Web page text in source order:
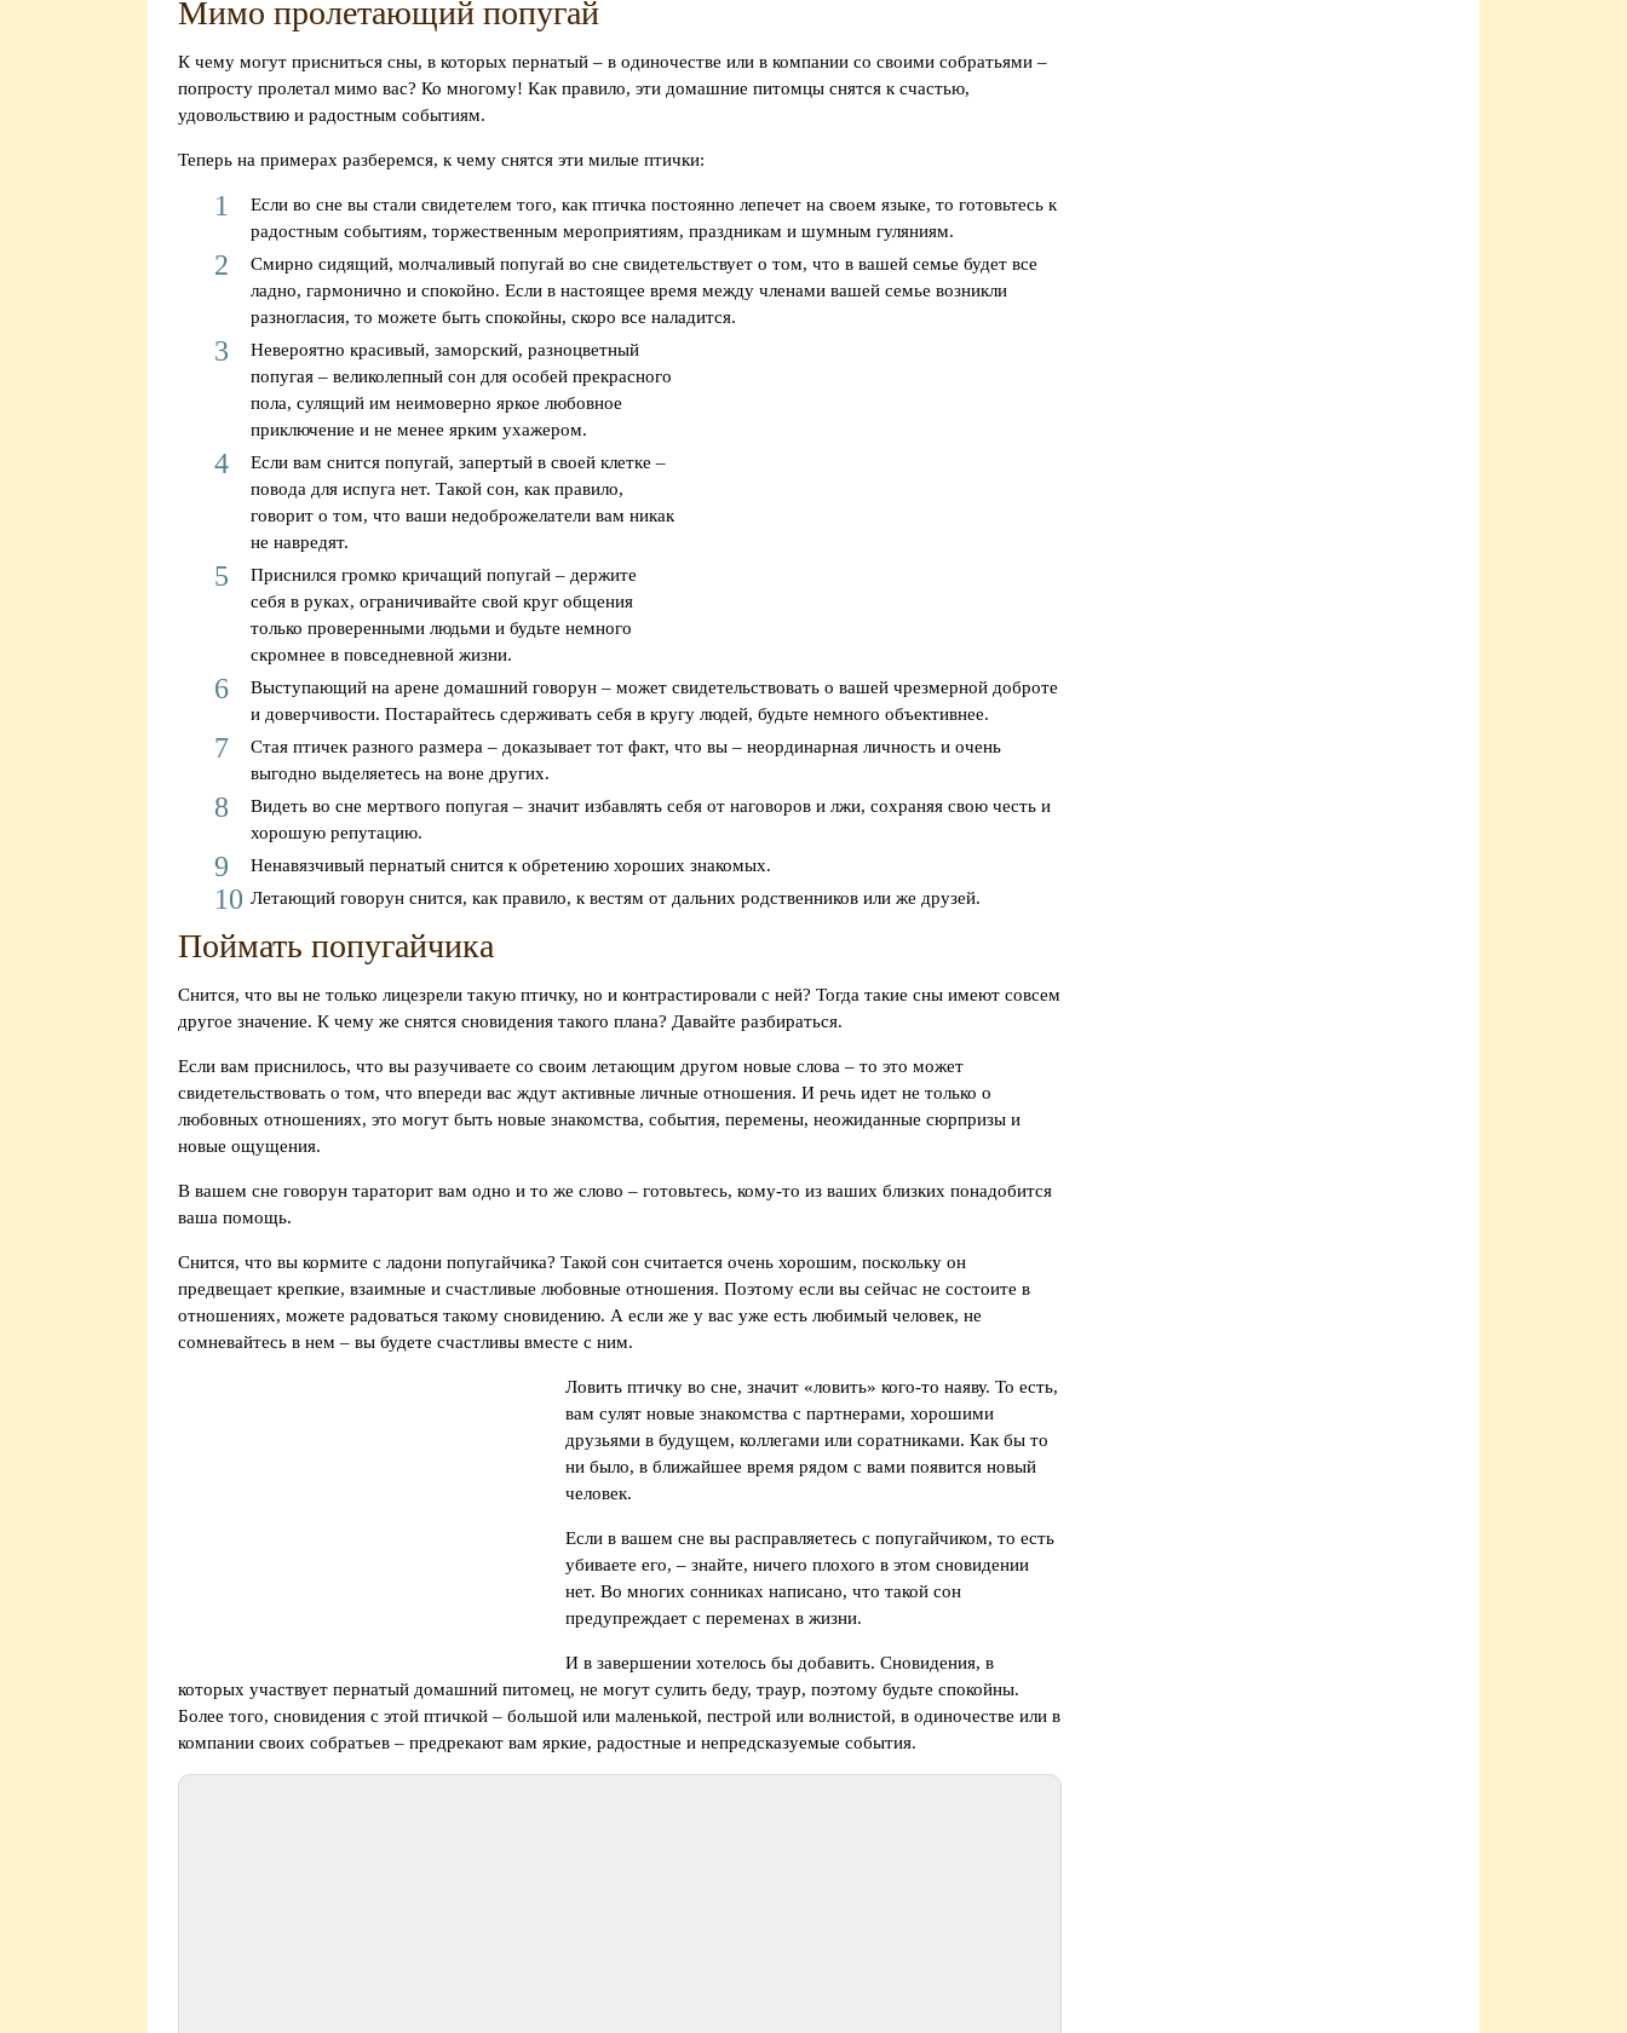
Мимо пролетающий попугай
К чему могут присниться сны, в которых пернатый – в одиночестве или в компании со своими собратьями –
попросту пролетал мимо вас? Ко многому! Как правило, эти домашние питомцы снятся к счастью,
удовольствию и радостным событиям.
Теперь на примерах разберемся, к чему снятся эти милые птички:
Если во сне вы стали свидетелем того, как птичка постоянно лепечет на своем языке, то готовьтесь к
радостным событиям, торжественным мероприятиям, праздникам и шумным гуляниям.
Смирно сидящий, молчаливый попугай во сне свидетельствует о том, что в вашей семье будет все
ладно, гармонично и спокойно. Если в настоящее время между членами вашей семье возникли
разногласия, то можете быть спокойны, скоро все наладится.
Невероятно красивый, заморский, разноцветный
попугая – великолепный сон для особей прекрасного
пола, сулящий им неимоверно яркое любовное
приключение и не менее ярким ухажером.
Если вам снится попугай, запертый в своей клетке –
повода для испуга нет. Такой сон, как правило,
говорит о том, что ваши недоброжелатели вам никак
не навредят.
Приснился громко кричащий попугай – держите
себя в руках, ограничивайте свой круг общения
только проверенными людьми и будьте немного
скромнее в повседневной жизни.
Выступающий на арене домашний говорун – может свидетельствовать о вашей чрезмерной доброте
и доверчивости. Постарайтесь сдерживать себя в кругу людей, будьте немного объективнее.
Стая птичек разного размера – доказывает тот факт, что вы – неординарная личность и очень
выгодно выделяетесь на воне других.
Видеть во сне мертвого попугая – значит избавлять себя от наговоров и лжи, сохраняя свою честь и
хорошую репутацию.
Ненавязчивый пернатый снится к обретению хороших знакомых.
Летающий говорун снится, как правило, к вестям от дальних родственников или же друзей.
Поймать попугайчика
Снится, что вы не только лицезрели такую птичку, но и контрастировали с ней? Тогда такие сны имеют совсем
другое значение. К чему же снятся сновидения такого плана? Давайте разбираться.
Если вам приснилось, что вы разучиваете со своим летающим другом новые слова – то это может
свидетельствовать о том, что впереди вас ждут активные личные отношения. И речь идет не только о
любовных отношениях, это могут быть новые знакомства, события, перемены, неожиданные сюрпризы и
новые ощущения.
В вашем сне говорун тараторит вам одно и то же слово – готовьтесь, кому-то из ваших близких понадобится
ваша помощь.
Снится, что вы кормите с ладони попугайчика? Такой сон считается очень хорошим, поскольку он
предвещает крепкие, взаимные и счастливые любовные отношения. Поэтому если вы сейчас не состоите в
отношениях, можете радоваться такому сновидению. А если же у вас уже есть любимый человек, не
сомневайтесь в нем – вы будете счастливы вместе с ним.
Ловить птичку во сне, значит «ловить» кого-то наяву. То есть,
вам сулят новые знакомства с партнерами, хорошими
друзьями в будущем, коллегами или соратниками. Как бы то
ни было, в ближайшее время рядом с вами появится новый
человек.
Если в вашем сне вы расправляетесь с попугайчиком, то есть
убиваете его, – знайте, ничего плохого в этом сновидении
нет. Во многих сонниках написано, что такой сон
предупреждает с переменах в жизни.
И в завершении хотелось бы добавить. Сновидения, в
которых участвует пернатый домашний питомец, не могут сулить беду, траур, поэтому будьте спокойны.
Более того, сновидения с этой птичкой – большой или маленькой, пестрой или волнистой, в одиночестве или в
компании своих собратьев – предрекают вам яркие, радостные и непредсказуемые события.